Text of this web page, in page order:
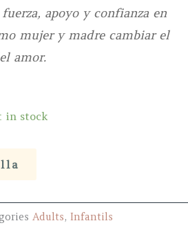
apoyo y confianza en
mujer y madre cambiar el
amor.
in stock
Adults,Infantils